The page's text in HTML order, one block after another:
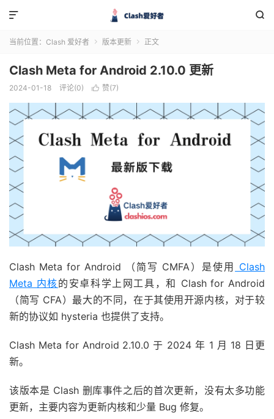


当前位置： Clash 爱好者  版本更新  正文
Clash Meta for Android 2.10.0 更新
2024-01-18 评论(0)  赞(7)
Clash Meta for Android （简写 CMFA）是使用
Clash
Meta 内核的安卓科学上网工具，和 Clash for Android
（简写 CFA）最大的不同，在于其使用开源内核，对于较
新的协议如 hysteria 也提供了支持。
Clash Meta for Android 2.10.0 于 2024 年 1 月 18 日更
新。
该版本是 Clash 删库事件之后的首次更新，没有太多功能
更新，主要内容为更新内核和少量 Bug 修复。